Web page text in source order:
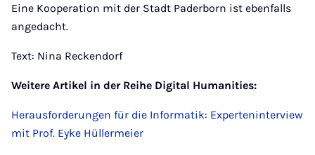
Eine Kooperation mit der Stadt Paderborn ist ebenfalls
angedacht.
Text: Nina Reckendorf
Weitere Artikel in der Reihe Digital Humanities:
Herausforderungen für die Informatik: Experteninterview
mit Prof. Eyke Hüllermeier